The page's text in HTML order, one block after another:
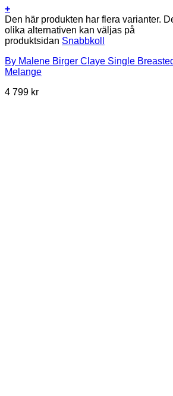
+
Den här produkten har flera varianter.
olika alternativen kan väljas på
produktsidan Snabbkoll
By Malene Birger Claye Single
Melange
4 799 kr